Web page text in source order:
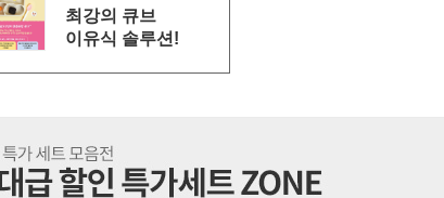
최강의 큐브
이유식 솔루션!